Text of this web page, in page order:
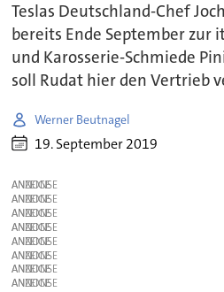
Teslas Deutschland-Chef
bereits Ende September zur
und Karosserie-Schmiede
soll Rudat hier den Vertrieb
Werner Beutnagel
19. September 2019
ANZEIGE
ANZEIGE
ANZEIGE
ANZEIGE
ANZEIGE
ANZEIGE
ANZEIGE
ANZEIGE